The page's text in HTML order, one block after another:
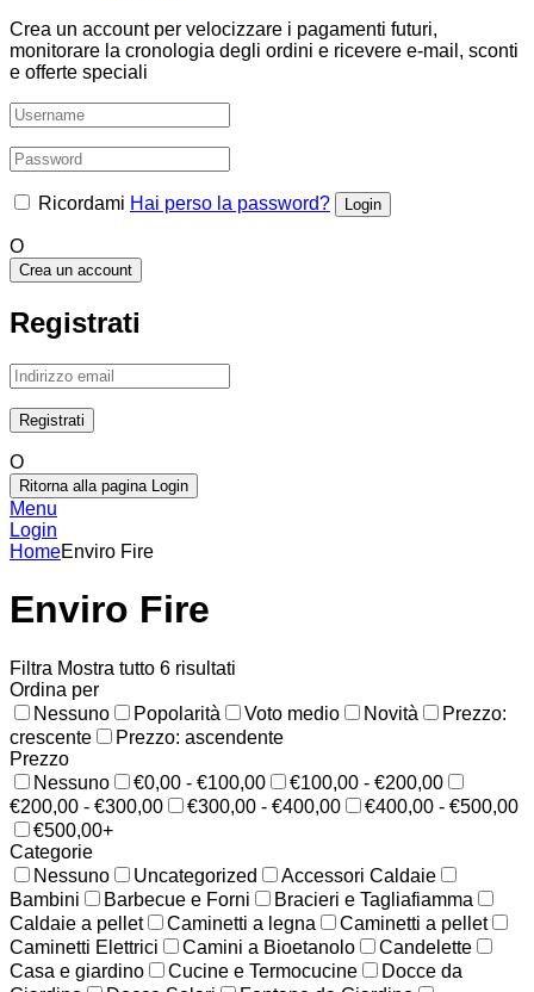
Crea un account per velocizzare i pagamenti futuri,
monitorare la cronologia degli ordini e ricevere e-mail, sconti
e offerte speciali
Ricordami Hai perso la password?
O
Crea un account
Registrati
O
Ritorna alla pagina Login
Menu
Login
HomeEnviro Fire
Enviro Fire
Filtra Mostra tutto 6 risultati
Ordina per
Nessuno
Popolarità Voto medio Novità
Prezzo:
crescente
Prezzo: ascendente
Prezzo
Nessuno
€0,00 - €100,00
€100,00 - €200,00
€200,00 - €300,00
€300,00 - €400,00
€400,00 - €500,00
€500,00+
Categorie
Nessuno
Uncategorized
Accessori Caldaie
Bambini
Barbecue e Forni
Bracieri e Tagliafiamma
Caldaie a pellet
Caminetti a legna
Caminetti a pellet
Caminetti Elettrici
Camini a Bioetanolo
Candelette
Casa e giardino
Cucine e Termocucine
Docce da